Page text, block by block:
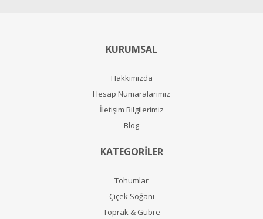
KURUMSAL
Hakkımızda
Hesap Numaralarımız
İletişim Bilgilerimiz
Blog
KATEGORİLER
Tohumlar
Çiçek Soğanı
Toprak & Gübre